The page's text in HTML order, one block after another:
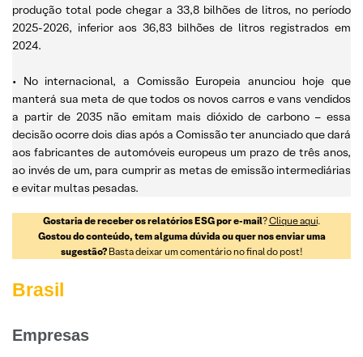
produção total pode chegar a 33,8 bilhões de litros, no período
2025-2026, inferior aos 36,83 bilhões de litros registrados em
2024.
• No internacional, a Comissão Europeia anunciou hoje que
manterá sua meta de que todos os novos carros e vans vendidos
a partir de 2035 não emitam mais dióxido de carbono – essa
decisão ocorre dois dias após a Comissão ter anunciado que dará
aos fabricantes de automóveis europeus um prazo de três anos,
ao invés de um, para cumprir as metas de emissão intermediárias
e evitar multas pesadas.
Gostaria de receber os relatórios ESG por e-mail?Clique aqui.
Gostou do conteúdo, tem alguma dúvida ou quer nos enviar uma
sugestão?Basta deixar um comentário no final do post!
Brasil
Empresas